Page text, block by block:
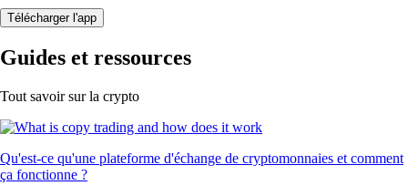
Télécharger l'app
Guides et ressources
Tout savoir sur la crypto
Qu'est-ce qu'une plateforme d'échange de cryptomonnaies et comment
ça fonctionne ?